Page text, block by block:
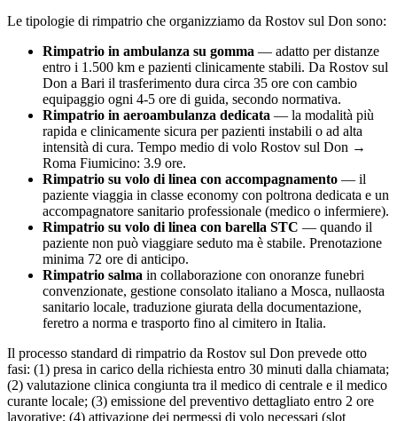
Le tipologie di rimpatrio che organizziamo da Rostov sul Don sono:
Rimpatrio in ambulanza su gomma — adatto per distanze
entro i 1.500 km e pazienti clinicamente stabili. Da Rostov sul
Don a Bari il trasferimento dura circa 35 ore con cambio
equipaggio ogni 4-5 ore di guida, secondo normativa.
Rimpatrio in aeroambulanza dedicata — la modalità più
rapida e clinicamente sicura per pazienti instabili o ad alta
intensità di cura. Tempo medio di volo Rostov sul Don →
Roma Fiumicino: 3.9 ore.
Rimpatrio su volo di linea con accompagnamento — il
paziente viaggia in classe economy con poltrona dedicata e un
accompagnatore sanitario professionale (medico o infermiere).
Rimpatrio su volo di linea con barella STC — quando il
paziente non può viaggiare seduto ma è stabile. Prenotazione
minima 72 ore di anticipo.
Rimpatrio salma in collaborazione con onoranze funebri
convenzionate, gestione consolato italiano a Mosca, nullaosta
sanitario locale, traduzione giurata della documentazione,
feretro a norma e trasporto fino al cimitero in Italia.
Il processo standard di rimpatrio da Rostov sul Don prevede otto
fasi: (1) presa in carico della richiesta entro 30 minuti dalla chiamata;
(2) valutazione clinica congiunta tra il medico di centrale e il medico
curante locale; (3) emissione del preventivo dettagliato entro 2 ore
lavorative; (4) attivazione dei permessi di volo necessari (slot